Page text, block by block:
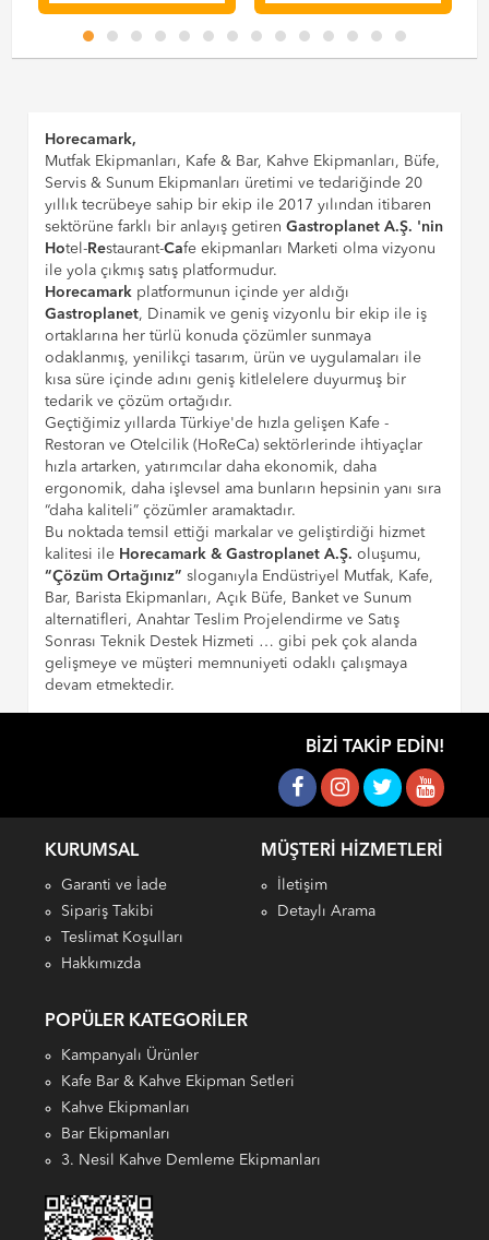
Horecamark,
Mutfak Ekipmanları, Kafe & Bar, Kahve Ekipmanları, Büfe,
Servis & Sunum Ekipmanları üretimi ve tedariğinde 20
yıllık tecrübeye sahip bir ekip ile 2017 yılından itibaren
sektörüne farklı bir anlayış getirenGastroplanet A.Ş. 'nin
Hotel-Restaurant-Cafe ekipmanları Marketi olma vizyonu
ile yola çıkmış satış platformudur.
Horecamark platformunun içinde yer aldığı
Gastroplanet, Dinamik ve geniş vizyonlu bir ekip ile iş
ortaklarına her türlü konuda çözümler sunmaya
odaklanmış, yenilikçi tasarım, ürün ve uygulamaları ile
kısa süre içinde adını geniş kitlelelere duyurmuş bir
tedarik ve çözüm ortağıdır.
Geçtiğimiz yıllarda Türkiye'de hızla gelişen Kafe -
Restoran ve Otelcilik (HoReCa) sektörlerinde ihtiyaçlar
hızla artarken, yatırımcılar daha ekonomik, daha
ergonomik, daha işlevsel ama bunların hepsinin yanı sıra
“daha kaliteli” çözümler aramaktadır.
Bu noktada temsil ettiği markalar ve geliştirdiği hizmet
kalitesi ile Horecamark & Gastroplanet A.Ş. oluşumu,
“Çözüm Ortağınız” sloganıyla Endüstriyel Mutfak, Kafe,
Bar, Barista Ekipmanları, Açık Büfe, Banket ve Sunum
alternatifleri, Anahtar Teslim Projelendirme ve Satış
Sonrası Teknik Destek Hizmeti … gibi pek çok alanda
gelişmeye ve müşteri memnuniyeti odaklı çalışmaya
devam etmektedir.
BIZI TAKIP EDIN!
KURUMSAL
Garanti ve İade
Sipariş Takibi
Teslimat Koşulları
Hakkımızda
MÜŞTERI HIZMETLERI
İletişim
Detaylı Arama
POPÜLER KATEGORILER
Kampanyalı Ürünler
Kafe Bar & Kahve Ekipman Setleri
Kahve Ekipmanları
Bar Ekipmanları
3. Nesil Kahve Demleme Ekipmanları